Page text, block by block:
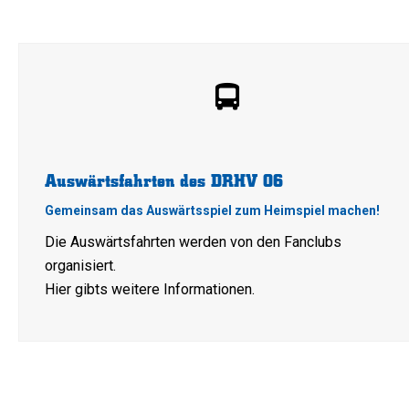
Auswärtsfahrten des DRHV 06
Gemeinsam das Auswärtsspiel zum Heimspiel machen!
Die Auswärtsfahrten werden von den Fanclubs
organisiert.
Hier gibts weitere Informationen.